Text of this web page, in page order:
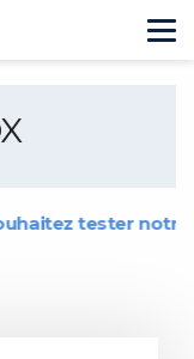
tester notre